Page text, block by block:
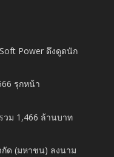
Power ดึงดูดนัก
รุกหน้า
วม 1,466 ล้านบาท
ด (มหาชน) ลงนาม